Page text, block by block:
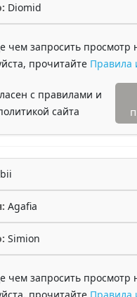
Diomid
чем запросить просмотр
прочитайте Правила
с правилами и
сайта
Agafia
Simion
чем запросить просмотр